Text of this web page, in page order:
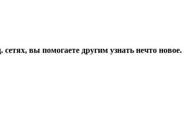
вы помогаете другим узнать нечто новое.